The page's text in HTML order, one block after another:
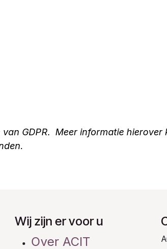
GDPR. Meer informatie hierover
Wij zijn er voor u
Over ACIT